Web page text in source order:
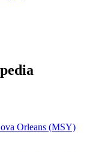
Orleans (MSY)